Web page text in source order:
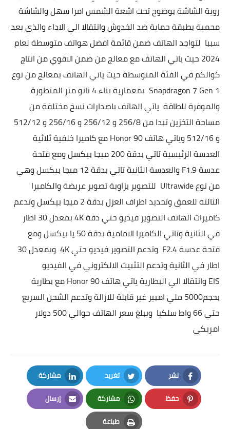
روية الشاشة بوضوح تحت اشعة الشمس امرا سهل والشاشة
محمية بطبقة حماية ضد الخدوشوانتقالا الي الاداء والذي يعد
سببا لتواجد الهاتف ضمن قائمة افضل هواتف متوسطة لعام
2024 حيث ياتي الهاتف مع معالج من ضمن الاقوي من انتاج
كوالكم في الفئة المتوسطة حيث ياتي الهاتف بمعالج من نوع
Snapdragon 7 Gen 1 بمعمارية بناء 4 نانو متر المتطورة
والموفرة للطاقة ياتي الهاتف باصدارات نسخ مختلفة من
مساحة التخزين تبدا من 256/8 و 256/12 و 256/16 و 512/12
و 512/16 وياتي هاتف Honor 90
مع كاميرا خلفية ثلاثية
العدسة الرئيسية تاتي بدقة 200 ميجا بيكسل ومع فتحة
عدسة F1.9 والعدسة الثانية تاتي بدقة 12 ميجا بيكسل وهي
من نوع Ultrawide للتصوير بزاوية تصوير عريضة والكاميرا
الثالثه للعمق وتحديد اطراف العزل بدقة 2 ميجا بيكسل
وتدعم
كاميرات الهاتف التصوير فيديو حتي دقة 4K بمعدل 30 اطار
في الثانية وتاتي الكاميرا الامامية بدقة 50 يا بيكسل ومع
فتحة عدسة F2.4 وتدعم التصوير فيديو حتي 4K وبمعدل 30
اطار في الثانية وتدعم التثبيت الالكتروني في الفيديو
EISوانتقالا الي البطارية ياتي هاتف
Honor 90 مع بطارية
بحجم5000 ملي امبير غير قابلة للازالة وتدعم الشحن السريع
حتي 66 واط سلكيا ويبلغ سعر الهاتف حوالي 500 دولار
امريكي
نشر
Facebook
تغريد
Twitter
مشاركة
LinkedIn
حفظ
Pinterest
مشاركة
Whatsapp
إرسال
Email
طباعة